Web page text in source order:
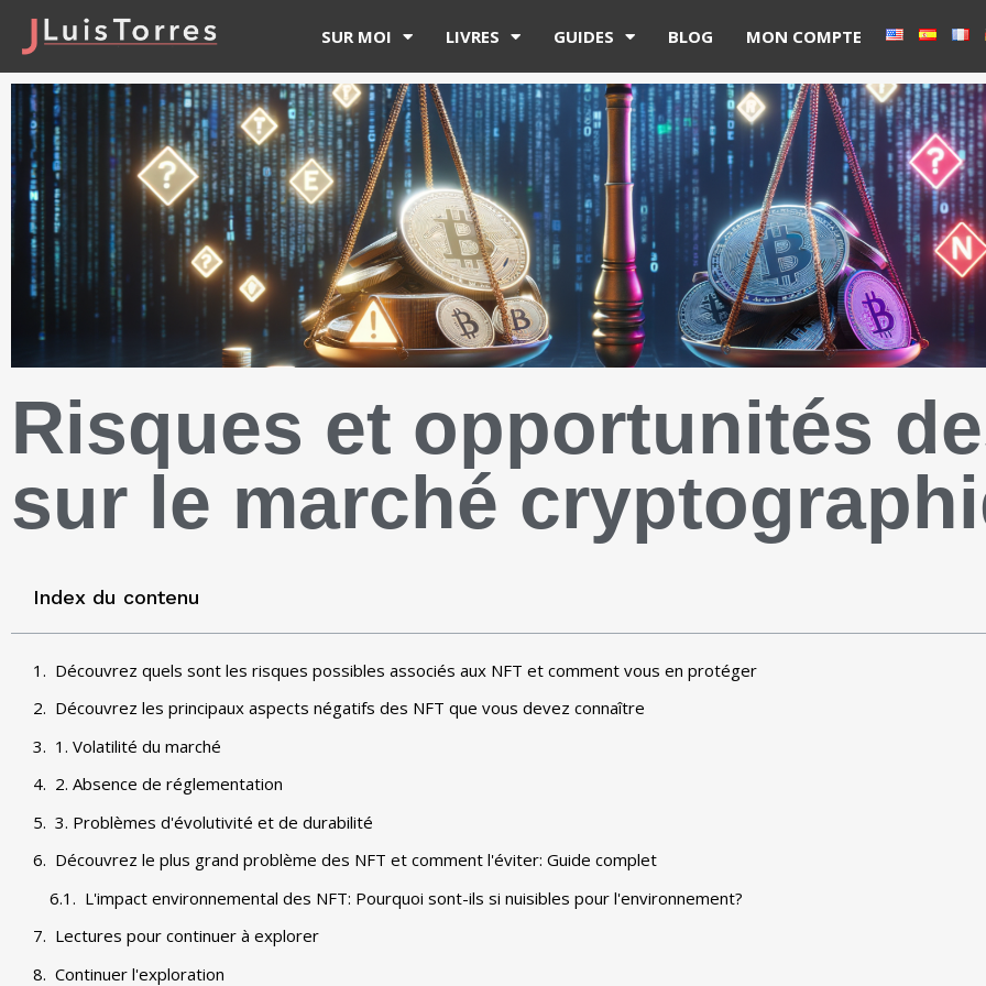
SUR MOI LIVRES GUIDES BLOG MON COMPTE
Risques et opportunités
sur le marché
Index du contenu
Découvrez quels sont les risques possibles associés aux NFT et comment vous en protéger
Découvrez les principaux aspects négatifs des NFT que vous devez connaître
1. Volatilité du marché
2. Absence de réglementation
3. Problèmes d'évolutivité et de durabilité
Découvrez le plus grand problème des NFT et comment l'éviter: Guide complet
L'impact environnemental des NFT: Pourquoi sont-ils si nuisibles pour l'environnement?
Lectures pour continuer à explorer
Continuer l'exploration